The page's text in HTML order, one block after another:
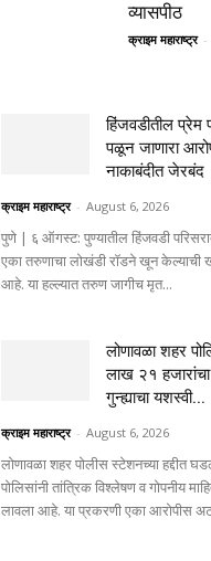
व्यासपीठ
क्राइम महाराष्ट्र -
हिंजवडीतील
पळून जाणारा
नाकाबंदीत जेरबंद
क्राइम महाराष्ट्र - August 6, 2026
​पुणे | ६ ऑगस्ट: पुण्यातील हिंजवडी
एका तरुणाचा लोखंडी रॉडने खून
आहे. या हल्ल्यात तरुण जागीच मृत...
लोणावळा शहर
लाख २१ हजारांचा
गुन्ह्याचा यशस्वी...
क्राइम महाराष्ट्र - August 6, 2026
​लोणावळा शहर पोलीस स्टेशनच्या हद्दीत
पोलिसांनी तांत्रिक विश्लेषण व गोपनीय
लावला आहे. या प्रकरणी एका आरोपीस